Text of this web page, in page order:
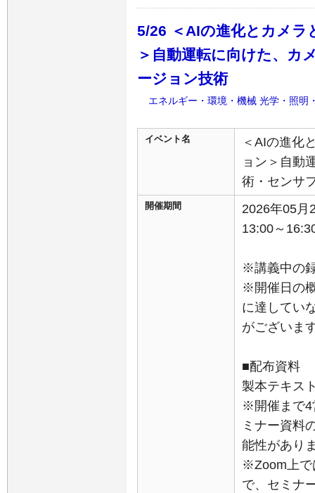
5/26 ＜AIの進化とカメ
＞自動運転に向けた、カ
ージョン技術
エネルギー・環境・機械 光学・照明
イベント名
＜AIの進化
ョン＞自動
術・センサ
開催期間
2026年05月
13:00～
※講義中の
※開催日の
に達してい
がございま
■配布資料
製本テキス
※開催まで4
ミナー資料
能性があり
※Zoom上で
で、セミナ